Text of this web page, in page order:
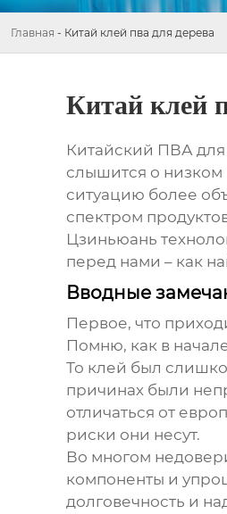
Главная - Китай клей пва для дерева
Китай клей
Китайский ПВА
слышится о низком
ситуацию более
спектром
Цзиньюань
перед нами – как
Вводные
Первое, что
Помню, как в
То клей был
причинах были
отличаться от
риски они несут.
Во многом
компоненты и
долговечность и